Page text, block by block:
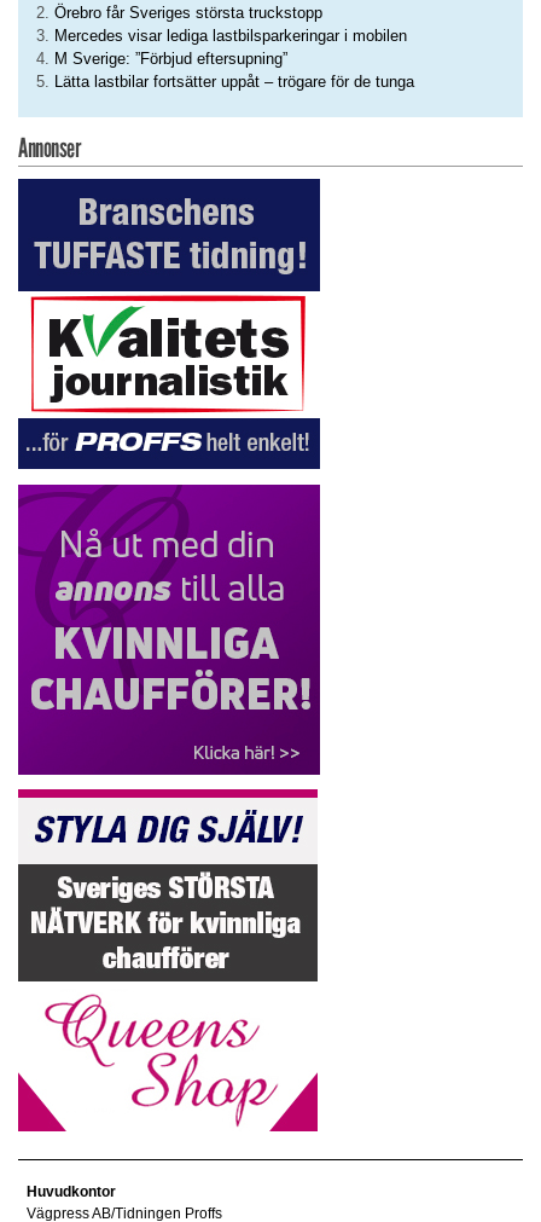
Örebro får Sveriges största truckstopp
Mercedes visar lediga lastbilsparkeringar i mobilen
M Sverige: ”Förbjud eftersupning”
Lätta lastbilar fortsätter uppåt – trögare för de tunga
Annonser
Huvudkontor
Vägpress AB/Tidningen Proffs